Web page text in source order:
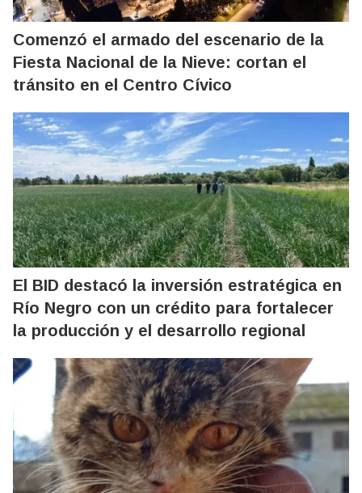
Comenzó el armado del escenario de la
Fiesta Nacional de la Nieve: cortan el
tránsito en el Centro Cívico
El BID destacó la inversión estratégica en
Río Negro con un crédito para fortalecer
la producción y el desarrollo regional